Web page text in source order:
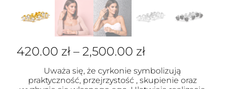
420.00 zł – 2,500.00 zł
Uważa się, że cyrkonie symbolizują
praktyczność, przejrzystość , skupienie oraz